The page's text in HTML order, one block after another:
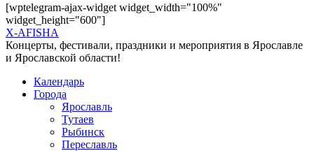
[wptelegram-ajax-widget widget_width="100%"
widget_height="600"]
X-AFISHA
Концерты, фестивали, праздники и мероприятия в Ярославле
и Ярославской области!
Календарь
Города
Ярославль
Тутаев
Рыбинск
Переславль